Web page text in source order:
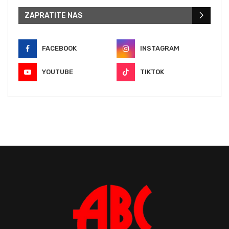
ZAPRATITE NAS
FACEBOOK INSTAGRAM
YOUTUBE TIKTOK